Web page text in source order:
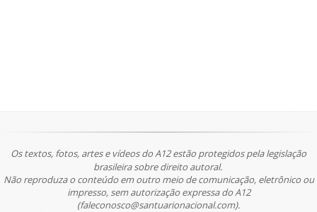
Os textos, fotos, artes e vídeos do A12 estão protegidos pela legislação
brasileira sobre direito autoral.
Não reproduza o conteúdo em outro meio de comunicação, eletrônico ou
impresso, sem autorização expressa do A12
(faleconosco@santuarionacional.com).